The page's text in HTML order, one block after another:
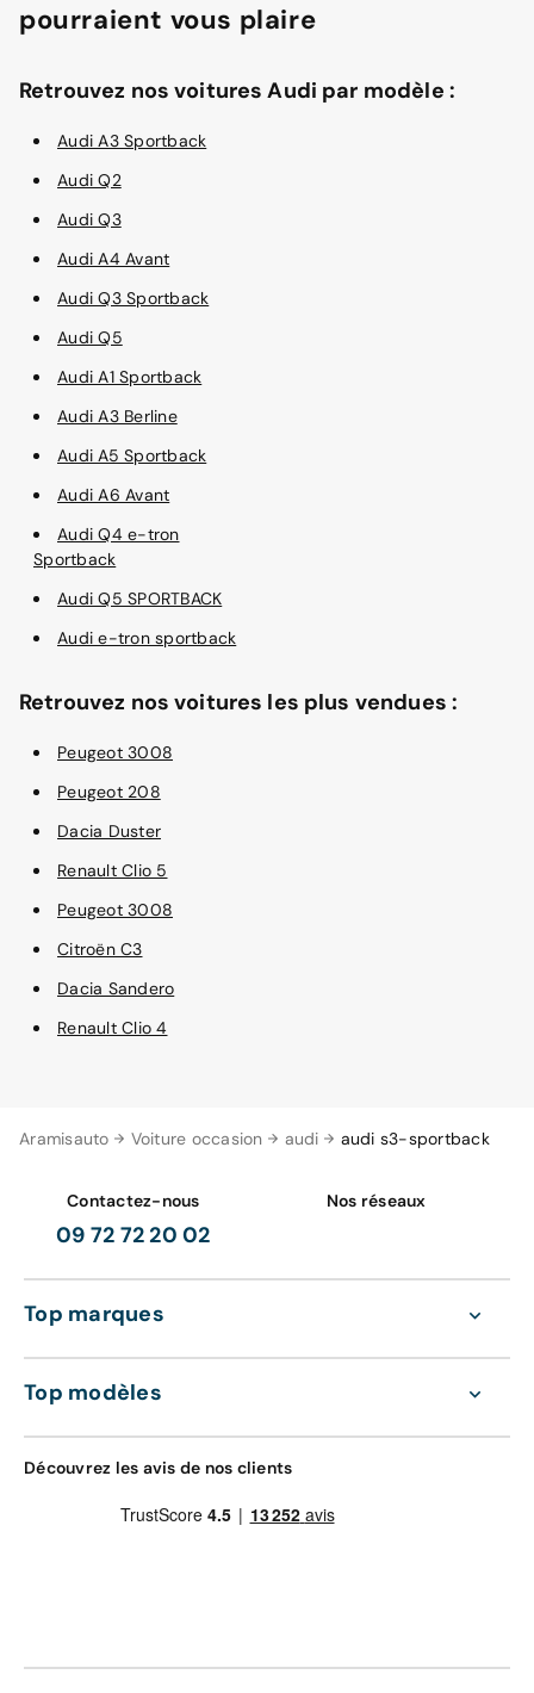
Aramisauto Voiture occasion audi audi s3-sportback
pourraient vous plaire
Retrouvez nos voitures Audi par modèle :
Audi A3 Sportback
Audi Q2
Audi Q3
Audi A4 Avant
Audi Q3 Sportback
Audi Q5
Audi A1 Sportback
Audi A3 Berline
Audi A5 Sportback
Audi A6 Avant
Audi Q4 e-tron
Sportback
Audi Q5 SPORTBACK
Audi e-tron sportback
Retrouvez nos voitures les plus vendues :
Peugeot 3008
Peugeot 208
Dacia Duster
Renault Clio 5
Peugeot 3008
Citroën C3
Dacia Sandero
Renault Clio 4
Contactez-nous
09 72 72 20 02
Nos réseaux
Top marques
Top modèles
Découvrez les avis de nos clients